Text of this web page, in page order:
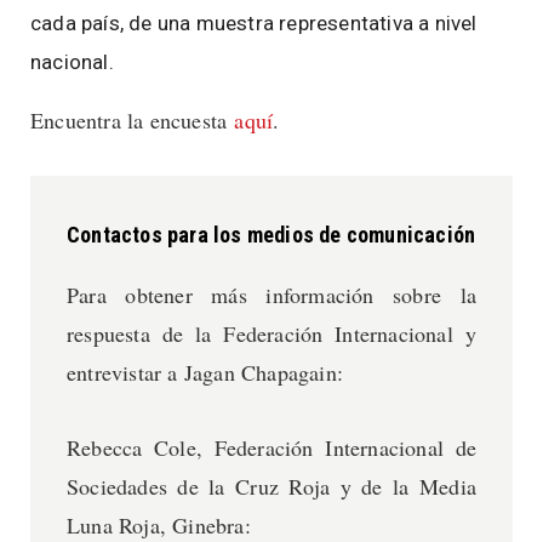
cada país, de una muestra representativa a nivel
nacional.
Encuentra la encuestaaquí.
Contactos para los medios de comunicación
Para obtener más información sobre la
respuesta de la Federación Internacional y
entrevistar a Jagan Chapagain:
Rebecca Cole, Federación Internacional de
Sociedades de la Cruz Roja y de la Media
Luna Roja, Ginebra: